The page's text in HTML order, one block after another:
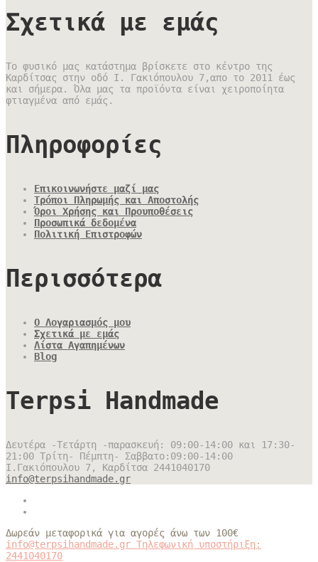
Σχετικά με εμάς
Το φυσικό μας κατάστημα βρίσκετε στο κέντρο της
Καρδίτσας στην οδό Ι. Γακιόπουλου 7,απο το 2011 έως
και σήμερα. Όλα μας τα προϊόντα είναι χειροποίητα
φτιαγμένα από εμάς.
Πληροφορίες
Επικοινωνήστε μαζί μας
Τρόποι Πληρωμής και Αποστολής
Όροι Χρήσης και Προυποθέσεις
Προσωπικά δεδομένα
Πολιτική Επιστροφών
Περισσότερα
Ο Λογαριασμός μου
Σχετικά με εμάς
Λίστα Αγαπημένων
Blog
Terpsi Handmade
Δευτέρα -Τετάρτη -παρασκευή: 09:00-14:00 και 17:30-
21:00 Τρίτη- Πέμπτη- Σαββατο:09:00-14:00
Ι.Γακιόπουλου 7, Καρδίτσα 2441040170
info@terpsihandmade.gr
Δωρεάν μεταφορικά για αγορές άνω των 100€
info@terpsihandmade.gr Τηλεφωνική υποστήριξη:
2441040170